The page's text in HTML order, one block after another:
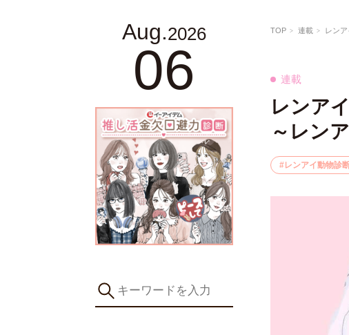
Aug.2026
06
TOP 連載 レン
連載
レンア
～レン
レンアイ動物診